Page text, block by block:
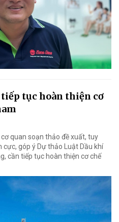
tiếp tục hoàn thiện cơ
quan soạn thảo đề xuất, tuy
góp ý Dự thảo Luật Dầu khí
cần tiếp tục hoàn thiện cơ chế